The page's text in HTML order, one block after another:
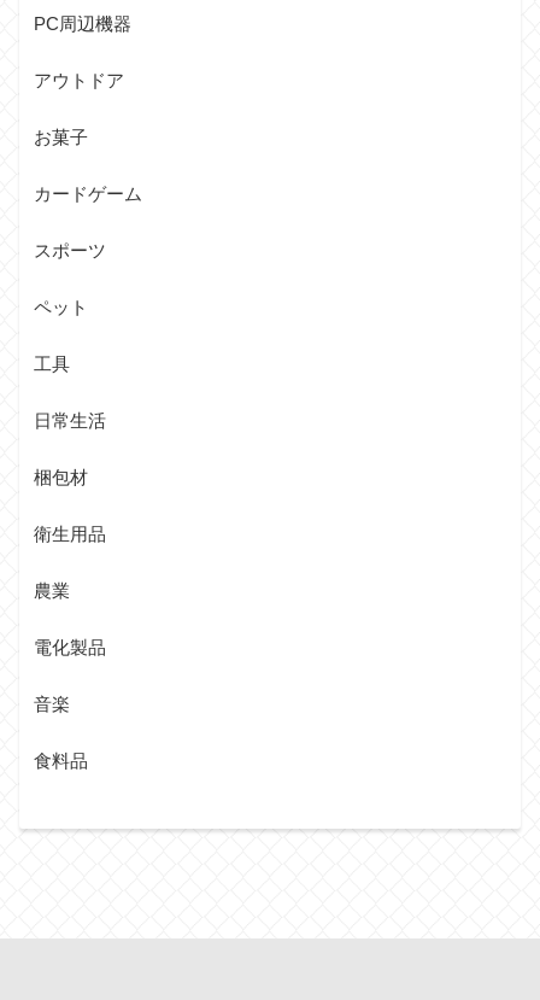
PC周辺機器
アウトドア
お菓子
カードゲーム
スポーツ
ペット
工具
日常生活
梱包材
衛生用品
農業
電化製品
音楽
食料品